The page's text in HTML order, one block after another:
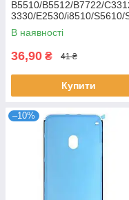
B5510/B5512/B7722/
3330/E2530/i8510/S5610/
02
В наявності
36,90 ₴ 41 ₴
Купити
–10%